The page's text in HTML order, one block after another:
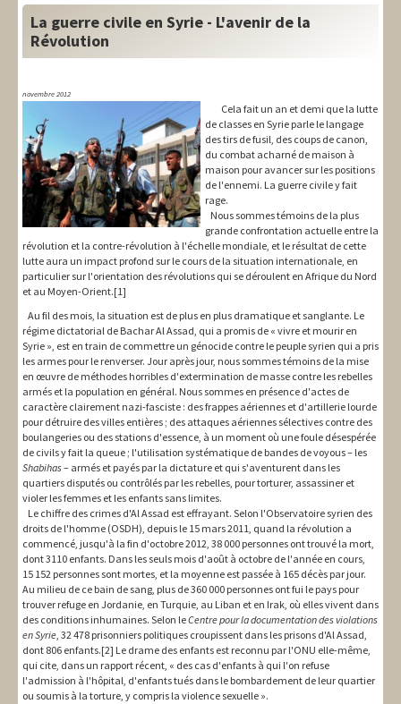
National
International
Syndical
Social
Thèmes
La guerre civile en Syrie - L'avenir de la
Révolution
novembre 2012
Cela fait un an et demi que la lutte
de classes en Syrie parle le langage
des tirs de fusil, des coups de canon,
du combat acharné de maison à
maison pour avancer sur les positions
de l'ennemi. La guerre civile y fait
rage.
Nous sommes témoins de la plus
grande confrontation actuelle entre la
révolution et la contre-révolution à l'échelle mondiale, et le résultat de cette
lutte aura un impact profond sur le cours de la situation internationale, en
particulier sur l'orientation des révolutions qui se déroulent en Afrique du Nord
et au Moyen-Orient.[1]
Au fil des mois, la situation est de plus en plus dramatique et sanglante. Le
régime dictatorial de Bachar Al Assad, qui a promis de « vivre et mourir en
Syrie », est en train de commettre un génocide contre le peuple syrien qui a pris
les armes pour le renverser. Jour après jour, nous sommes témoins de la mise
en œuvre de méthodes horribles d'extermination de masse contre les rebelles
armés et la population en général. Nous sommes en présence d'actes de
caractère clairement nazi-fasciste : des frappes aériennes et d'artillerie lourde
pour détruire des villes entières ; des attaques aériennes sélectives contre des
boulangeries ou des stations d'essence, à un moment où une foule désespérée
de civils y fait la queue ; l'utilisation systématique de bandes de voyous – les
Shabihas– armés et payés par la dictature et qui s'aventurent dans les
quartiers disputés ou contrôlés par les rebelles, pour torturer, assassiner et
violer les femmes et les enfants sans limites.
Le chiffre des crimes d'Al Assad est effrayant. Selon l'Observatoire syrien des
droits de l'homme (OSDH), depuis le 15 mars 2011, quand la révolution a
commencé, jusqu'à la fin d'octobre 2012, 38 000 personnes ont trouvé la mort,
dont 3110 enfants. Dans les seuls mois d'août à octobre de l'année en cours,
15 152 personnes sont mortes, et la moyenne est passée à 165 décès par jour.
Au milieu de ce bain de sang, plus de 360 000 personnes ont fui le pays pour
trouver refuge en Jordanie, en Turquie, au Liban et en Irak, où elles vivent dans
des conditions inhumaines. Selon leCentre pour la documentation des violations
en Syrie, 32 478 prisonniers politiques croupissent dans les prisons d'Al Assad,
dont 806 enfants.[2] Le drame des enfants est reconnu par l'ONU elle-même,
qui cite, dans un rapport récent, « des cas d'enfants à qui l'on refuse
l'admission à l'hôpital, d'enfants tués dans le bombardement de leur quartier
ou soumis à la torture, y compris la violence sexuelle ».